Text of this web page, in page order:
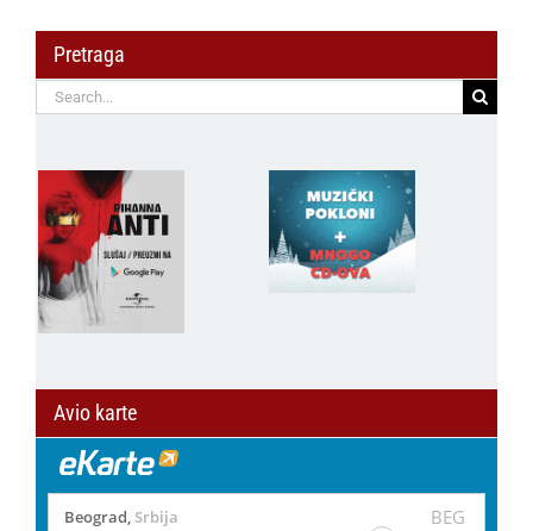
Pretraga
Search
for:
Avio karte
Beograd, Srbija BEG